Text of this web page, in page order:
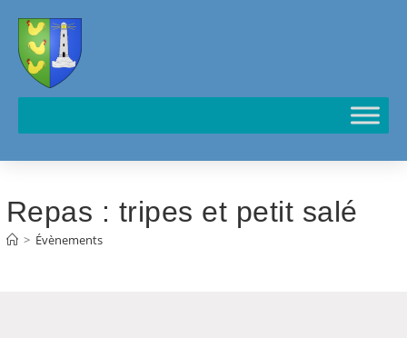
Repas : tripes et petit salé
> Évènements